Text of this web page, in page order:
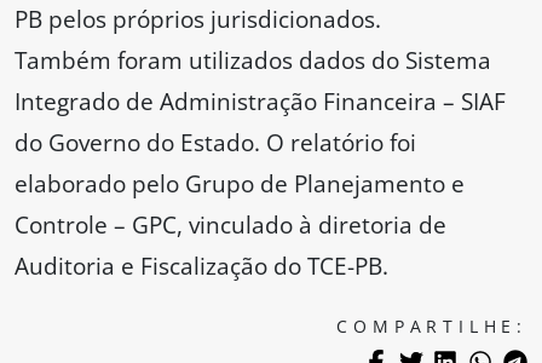
PB pelos próprios jurisdicionados.
Também foram utilizados dados do Sistema
Integrado de Administração Financeira – SIAF
do Governo do Estado. O relatório foi
elaborado pelo Grupo de Planejamento e
Controle – GPC, vinculado à diretoria de
Auditoria e Fiscalização do TCE-PB.
COMPARTILHE: